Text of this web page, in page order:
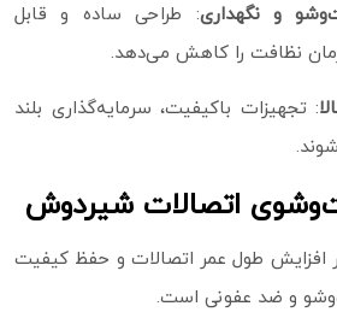
و نگهداری: طراحی ساده و قابل
نظافت را کاهش می‌دهد.
: تجهیزات باکیفیت، سرمایه‌گذاری بلند
اتصالات شیردوش
افزایش طول عمر اتصالات و حفظ کیفیت
و ضد عفونی است.